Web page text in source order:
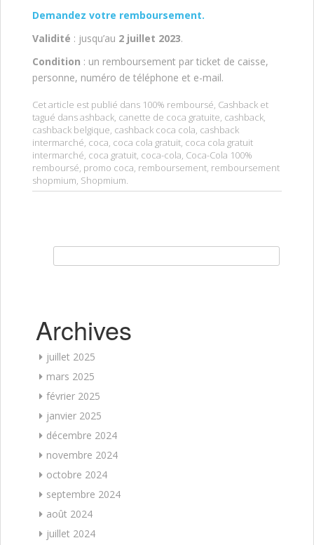
Demandez votre remboursement.
Validité : jusqu’au 2 juillet 2023.
Condition : un remboursement par ticket de caisse,
personne, numéro de téléphone et e-mail.
Cet article est publié dans 100% remboursé, Cashback et
tagué dansashback, canette de coca gratuite, cashback,
cashback belgique, cashback coca cola, cashback
intermarché, coca, coca cola gratuit, coca cola gratuit
intermarché, coca gratuit, coca-cola, Coca-Cola 100%
remboursé, promo coca, remboursement, remboursement
shopmium, Shopmium.
Archives
juillet 2025
mars 2025
février 2025
janvier 2025
décembre 2024
novembre 2024
octobre 2024
septembre 2024
août 2024
juillet 2024